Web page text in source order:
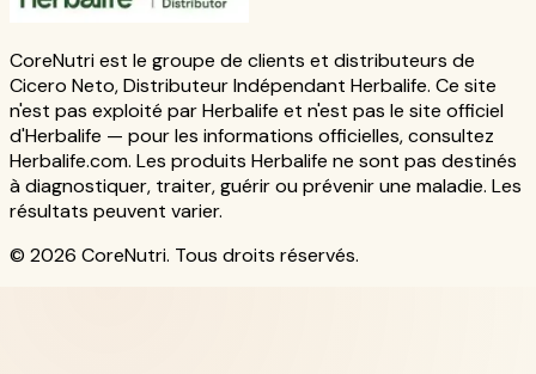
CoreNutri est le groupe de clients et distributeurs de
Cicero Neto, Distributeur Indépendant Herbalife. Ce site
n'est pas exploité par Herbalife et n'est pas le site officiel
d'Herbalife — pour les informations officielles, consultez
Herbalife.com. Les produits Herbalife ne sont pas destinés
à diagnostiquer, traiter, guérir ou prévenir une maladie. Les
résultats peuvent varier.
© 2026 CoreNutri. Tous droits réservés.